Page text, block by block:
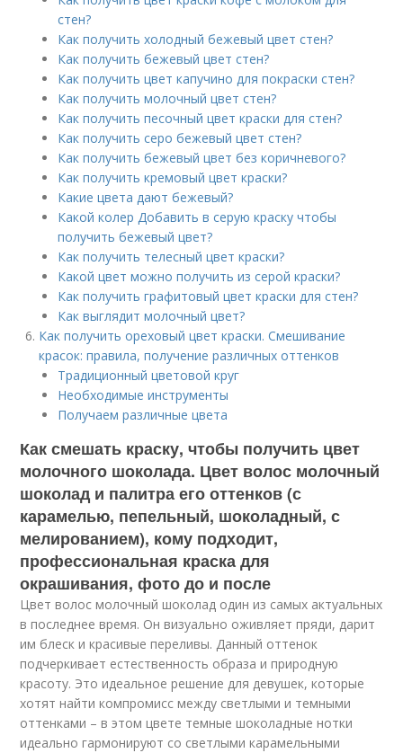
стен?
Как получить холодный бежевый цвет стен?
Как получить бежевый цвет стен?
Как получить цвет капучино для покраски стен?
Как получить молочный цвет стен?
Как получить песочный цвет краски для стен?
Как получить серо бежевый цвет стен?
Как получить бежевый цвет без коричневого?
Как получить кремовый цвет краски?
Какие цвета дают бежевый?
Какой колер Добавить в серую краску чтобы
получить бежевый цвет?
Как получить телесный цвет краски?
Какой цвет можно получить из серой краски?
Как получить графитовый цвет краски для стен?
Как выглядит молочный цвет?
Как получить ореховый цвет краски. Смешивание
красок: правила, получение различных оттенков
Традиционный цветовой круг
Необходимые инструменты
Получаем различные цвета
Как смешать краску, чтобы получить цвет
молочного шоколада. Цвет волос молочный
шоколад и палитра его оттенков (с
карамелью, пепельный, шоколадный, с
мелированием), кому подходит,
профессиональная краска для
окрашивания, фото до и после
Цвет волос молочный шоколад один из самых актуальных
в последнее время. Он визуально оживляет пряди, дарит
им блеск и красивые переливы. Данный оттенок
подчеркивает естественность образа и природную
красоту. Это идеальное решение для девушек, которые
хотят найти компромисс между светлыми и темными
оттенками – в этом цвете темные шоколадные нотки
идеально гармонируют со светлыми карамельными